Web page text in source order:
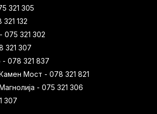
321 305
132
075 321 302
321 307
078 321 837
Мост - 078 321 821
- 075 321 306
307